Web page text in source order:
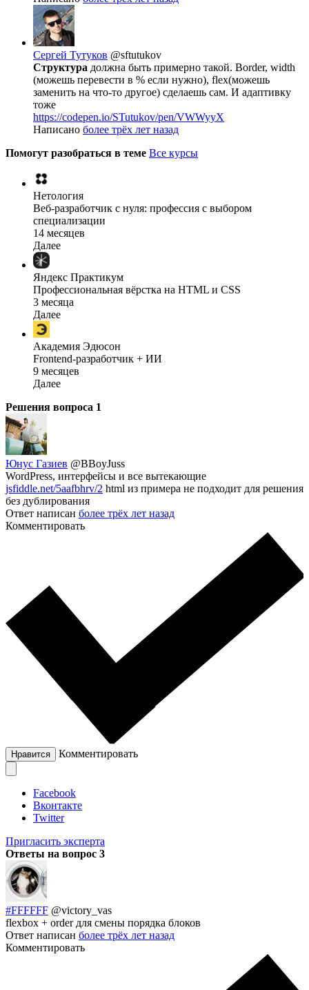
Сергей Тутуков @sftutukov
Структура должна быть примерно такой. Border, width
(можешь перевести в % если нужно), flex(можешь
заменить на что-то другое) сделаешь сам. И адаптивку
тоже
https://codepen.io/STutukov/pen/VWWyyX
Написано более трёх лет назад
Помогут разобраться в теме Все курсы
Нетология
Веб-разработчик с нуля: профессия с выбором
специализации
14 месяцев
Далее
Яндекс Практикум
Профессиональная вёрстка на HTML и CSS
3 месяца
Далее
Академия Эдюсон
Frontend-разработчик + ИИ
9 месяцев
Далее
Решения вопроса 1
Юнус Газиев @BBoyJuss
WordPress, интерфейсы и все вытекающие
jsfiddle.net/5aafbhrv/2 html из примера не подходит для решения
без дублирования
Ответ написан более трёх лет назад
Комментировать
Нравится Комментировать
Facebook
Вконтакте
Twitter
Пригласить эксперта
Ответы на вопрос 3
#FFFFFF @victory_vas
flexbox + order для смены порядка блоков
Ответ написан более трёх лет назад
Комментировать